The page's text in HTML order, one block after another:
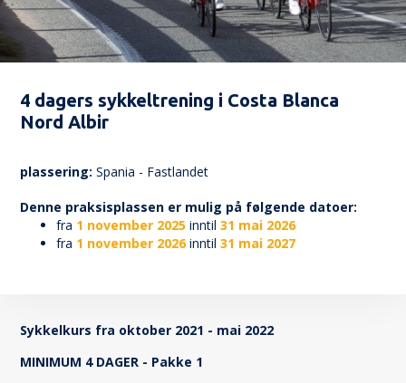
4 dagers sykkeltrening i Costa Blanca
Nord Albir
plassering: Spania - Fastlandet
Denne praksisplassen er mulig på følgende datoer:
fra 1 november 2025inntil31 mai 2026
fra 1 november 2026inntil31 mai 2027
Sykkelkurs fra oktober 2021 - mai 2022
MINIMUM 4 DAGER - Pakke 1